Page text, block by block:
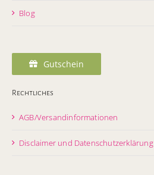
Blog
Gutschein
Rechtliches
AGB/Versandinformationen
Disclaimer und Datenschutzerklärung